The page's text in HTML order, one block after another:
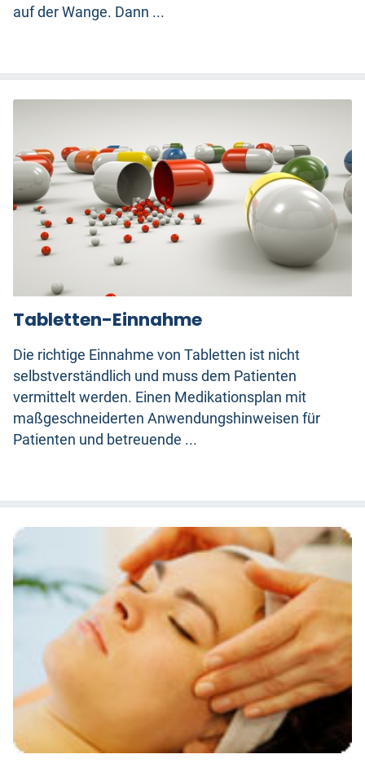
auf der Wange. Dann ...
Tabletten-Einnahme
Die richtige Einnahme von Tabletten ist nicht
selbstverständlich und muss dem Patienten
vermittelt werden. Einen Medikationsplan mit
maßgeschneiderten Anwendungshinweisen für
Patienten und betreuende ...